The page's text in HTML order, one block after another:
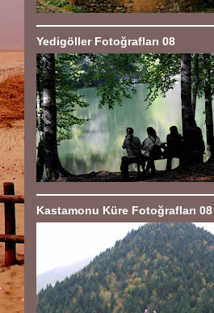
Yedigöller Fotoğrafları 08
Kastamonu Küre Fotoğrafları 08